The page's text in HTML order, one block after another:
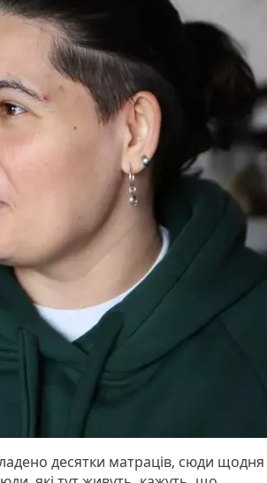
десятки матраців, сюди щодня